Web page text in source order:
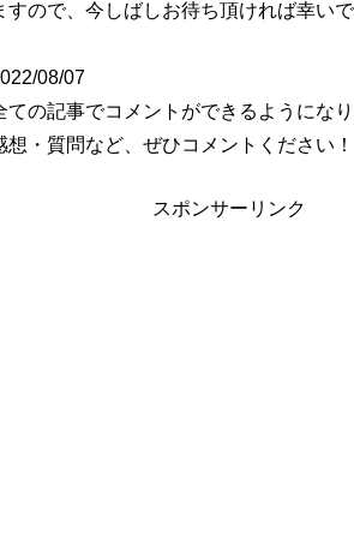
すので、今しばしお待ち頂ければ幸いで
08/07
ての記事でコメントができるようになり
想・質問など、ぜひコメントください！
スポンサーリンク